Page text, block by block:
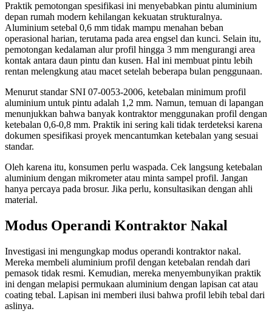
Praktik pemotongan spesifikasi ini menyebabkan pintu aluminium
depan rumah modern kehilangan kekuatan strukturalnya.
Aluminium setebal 0,6 mm tidak mampu menahan beban
operasional harian, terutama pada area engsel dan kunci. Selain itu,
pemotongan kedalaman alur profil hingga 3 mm mengurangi area
kontak antara daun pintu dan kusen. Hal ini membuat pintu lebih
rentan melengkung atau macet setelah beberapa bulan penggunaan.
Menurut standar SNI 07-0053-2006, ketebalan minimum profil
aluminium untuk pintu adalah 1,2 mm. Namun, temuan di lapangan
menunjukkan bahwa banyak kontraktor menggunakan profil dengan
ketebalan 0,6-0,8 mm. Praktik ini sering kali tidak terdeteksi karena
dokumen spesifikasi proyek mencantumkan ketebalan yang sesuai
standar.
Oleh karena itu, konsumen perlu waspada. Cek langsung ketebalan
aluminium dengan mikrometer atau minta sampel profil. Jangan
hanya percaya pada brosur. Jika perlu, konsultasikan dengan ahli
material.
Modus Operandi Kontraktor Nakal
Investigasi ini mengungkap modus operandi kontraktor nakal.
Mereka membeli aluminium profil dengan ketebalan rendah dari
pemasok tidak resmi. Kemudian, mereka menyembunyikan praktik
ini dengan melapisi permukaan aluminium dengan lapisan cat atau
coating tebal. Lapisan ini memberi ilusi bahwa profil lebih tebal dari
aslinya.